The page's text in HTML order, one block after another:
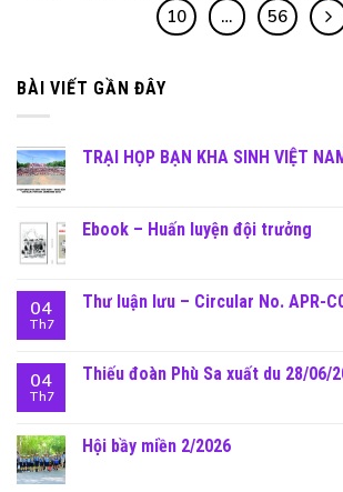
10
… 56
BÀI VIẾT GẦN ĐÂY
TRẠI HỌP BẠN KHA SINH VIỆT
Ebook – Huấn luyện đội trưởng
04
Th7
Thư luận lưu – Circular No. APR-
04
Th7
Thiếu đoàn Phù Sa xuất du 28/06/
Hội bầy miền 2/2026